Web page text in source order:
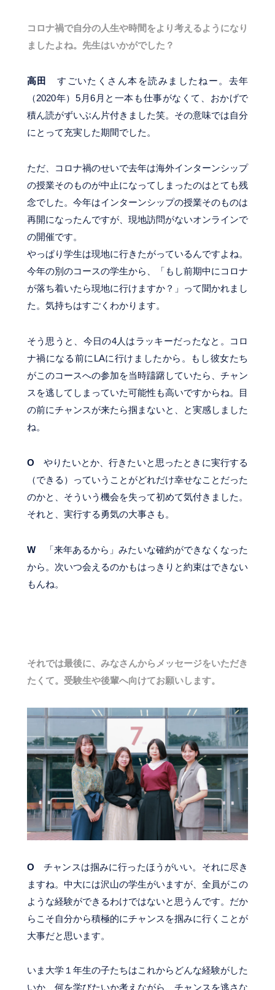
コロナ禍で自分の人生や時間をより考えるようになり
ましたよね。先生はいかがでした？
高田
すごいたくさん本を読みましたねー。去年
（2020年）5月6月と一本も仕事がなくて、おかげで
積ん読がずいぶん片付きました笑。その意味では自分
にとって充実した期間でした。
ただ、コロナ禍のせいで去年は海外インターンシップ
の授業そのものが中止になってしまったのはとても残
念でした。今年はインターンシップの授業そのものは
再開になったんですが、現地訪問がないオンラインで
の開催です。
やっぱり学生は現地に行きたがっているんですよね。
今年の別のコースの学生から、「もし前期中にコロナ
が落ち着いたら現地に行けますか？」って聞かれまし
た。気持ちはすごくわかります。
そう思うと、今日の4人はラッキーだったなと。コロ
ナ禍になる前にLAに行けましたから。もし彼女たち
がこのコースへの参加を当時躊躇していたら、チャン
スを逃してしまっていた可能性も高いですからね。目
の前にチャンスが来たら掴まないと、と実感しました
ね。
O やりたいとか、行きたいと思ったときに実行する
（できる）っていうことがどれだけ幸せなことだった
のかと、そういう機会を失って初めて気付きました。
それと、実行する勇気の大事さも。
W「来年あるから」みたいな確約ができなくなった
から。次いつ会えるのかもはっきりと約束はできない
もんね。
それでは最後に、みなさんからメッセージをいただき
たくて。受験生や後輩へ向けてお願いします。
O チャンスは掴みに行ったほうがいい。それに尽き
ますね。中大には沢山の学生がいますが、全員がこの
ような経験ができるわけではないと思うんです。だか
らこそ自分から積極的にチャンスを掴みに行くことが
大事だと思います。
いま大学１年生の子たちはこれからどんな経験がした
いか、何を学びたいか考えながら、チャンスを逃さな